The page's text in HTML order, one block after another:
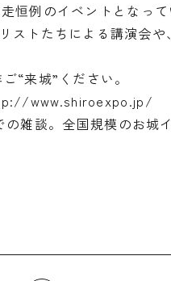
恒例のイベントとなっ
ストたちによる講演会
“来城”ください。
www.shiroexpo.jp/
雑談。全国規模のお城